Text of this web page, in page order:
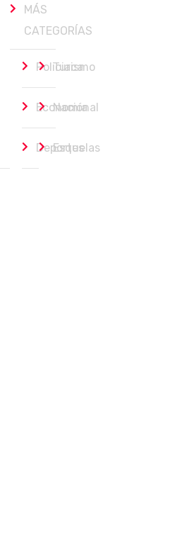
MÁS
CATEGORÍAS
Policiaca
Turismo
Economía
Nacional
Deportes
Esquelas